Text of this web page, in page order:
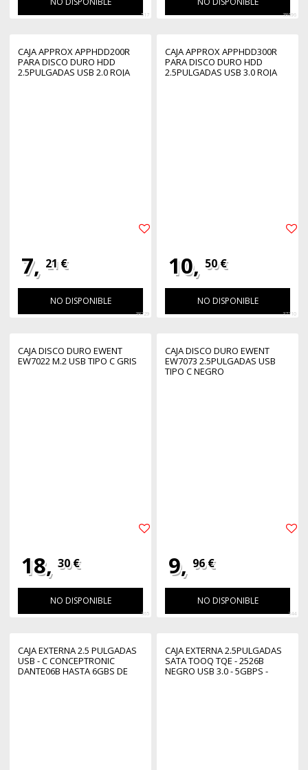
517 38696
CAJA APPROX APPHDD200R
PARA DISCO DURO HDD
2.5PULGADAS USB 2.0 ROJA
7, 21 €
NO DISPONIBLE
38729
CAJA APPROX APPHDD300R
PARA DISCO DURO HDD
2.5PULGADAS USB 3.0 ROJA
10, 50 €
NO DISPONIBLE
37710
CAJA DISCO DURO EWENT
EW7022 M.2 USB TIPO C GRIS
18, 30 €
NO DISPONIBLE
365
CAJA DISCO DURO EWENT
EW7073 2.5PULGADAS USB
TIPO C NEGRO
9, 96 €
NO DISPONIBLE
344
CAJA EXTERNA 2.5 PULGADAS
USB - C CONCEPTRONIC
DANTE06B HASTA 6GBS DE
CAJA EXTERNA 2.5PULGADAS
SATA TOOQ TQE - 2526B
NEGRO USB 3.0 - 5GBPS -